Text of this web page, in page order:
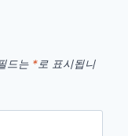
드는 *로 표시됩니